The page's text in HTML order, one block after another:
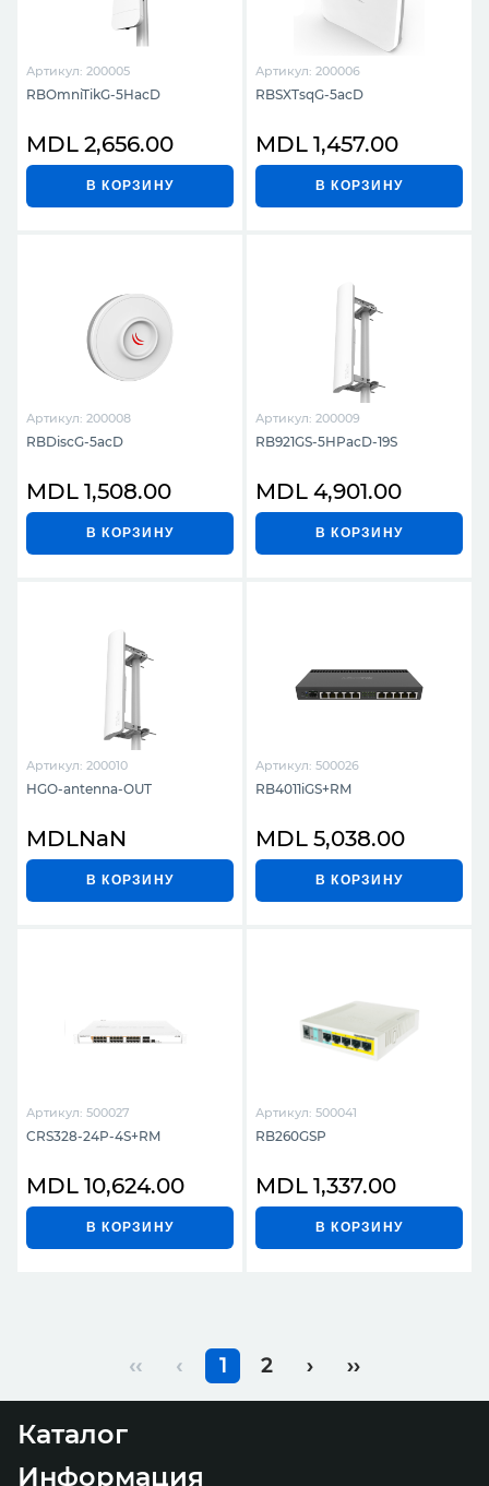
Артикул: 200005
RBOmniTikG-5HacD
MDL 2,656.00
В КОРЗИНУ
Артикул: 200006
RBSXTsqG-5acD
MDL 1,457.00
В КОРЗИНУ
Артикул: 200008
RBDiscG-5acD
MDL 1,508.00
В КОРЗИНУ
Артикул: 200009
RB921GS-5HPacD-19S
MDL 4,901.00
В КОРЗИНУ
Артикул: 200010
HGO-antenna-OUT
MDLNaN
В КОРЗИНУ
Артикул: 500026
RB4011iGS+RM
MDL 5,038.00
В КОРЗИНУ
Артикул: 500027
CRS328-24P-4S+RM
MDL 10,624.00
В КОРЗИНУ
Артикул: 500041
RB260GSP
MDL 1,337.00
В КОРЗИНУ
‹‹ ‹ 1 2 › ››
Каталог
Информация